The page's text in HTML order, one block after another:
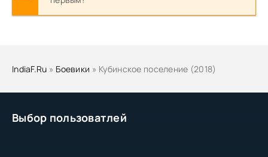
Выбор пользоватлей
IndiaF.Ru » Боевики » Кубинское поселение (2018)